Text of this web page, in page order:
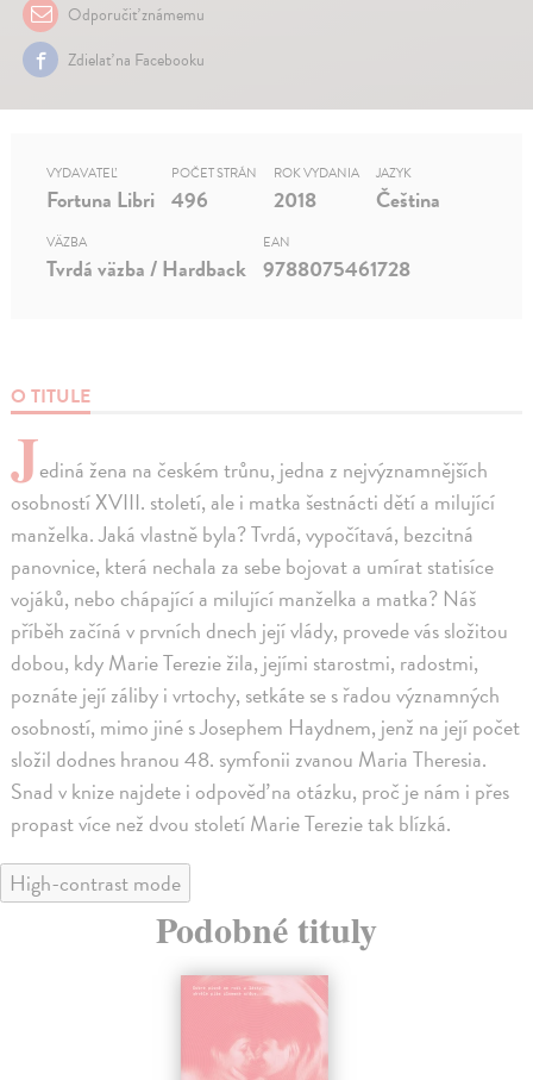
Odporučiť známemu
Zdielať na Facebooku
O TITULE
Jediná žena na českém trůnu, jedna z nejvýznamnějších
osobností XVIII. století, ale i matka šestnácti dětí a milující
manželka. Jaká vlastně byla? Tvrdá, vypočítavá, bezcitná
panovnice, která nechala za sebe bojovat a umírat statisíce
vojáků, nebo chápající a milující manželka a matka? Náš
příběh začíná v prvních dnech její vlády, provede vás složitou
dobou, kdy Marie Terezie žila, jejími starostmi, radostmi,
poznáte její záliby i vrtochy, setkáte se s řadou významných
osobností, mimo jiné s Josephem Haydnem, jenž na její počet
složil dodnes hranou 48. symfonii zvanou Maria Theresia.
Snad v knize najdete i odpověď na otázku, proč je nám i přes
propast více než dvou století Marie Terezie tak blízká.
VYDAVATEĽ
Fortuna Libri
POČET STRÁN
496
ROK VYDANIA
2018
JAZYK
Čeština
VÄZBA
Tvrdá väzba / Hardback
EAN
9788075461728
High-contrast mode
Podobné tituly